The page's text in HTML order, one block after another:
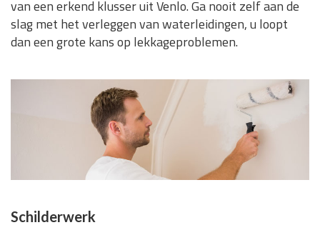
van een erkend klusser uit Venlo. Ga nooit zelf aan de
slag met het verleggen van waterleidingen, u loopt
dan een grote kans op lekkageproblemen.
Schilderwerk